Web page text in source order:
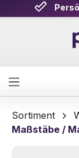
Zum
Sortiment
Maßstäbe /